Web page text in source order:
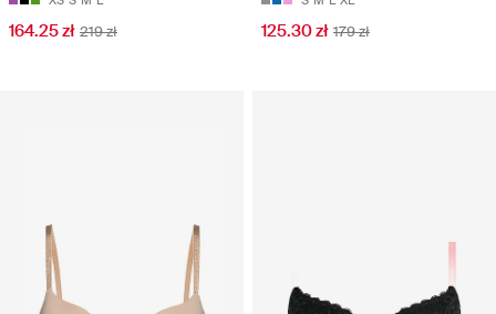
164.25 zł 219 zł 125.30 zł 179 zł